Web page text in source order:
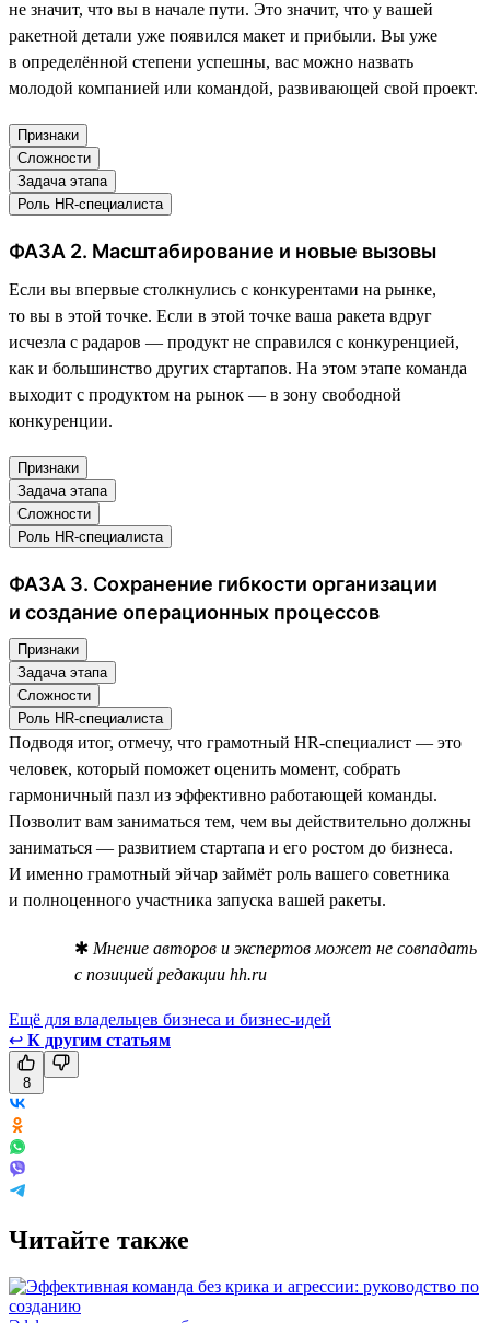
не значит, что вы в начале пути. Это значит, что у вашей
ракетной детали уже появился макет и прибыли. Вы уже
в определённой степени успешны, вас можно назвать
молодой компанией или командой, развивающей свой проект.
Признаки
Сложности
Задача этапа
Роль HR-специалиста
ФАЗА 2. Масштабирование и новые вызовы
Если вы впервые столкнулись с конкурентами на рынке,
то вы в этой точке. Если в этой точке ваша ракета вдруг
исчезла с радаров — продукт не справился с конкуренцией,
как и большинство других стартапов. На этом этапе команда
выходит с продуктом на рынок — в зону свободной
конкуренции.
Признаки
Задача этапа
Сложности
Роль HR-специалиста
ФАЗА 3. Сохранение гибкости организации
и создание операционных процессов
Признаки
Задача этапа
Сложности
Роль HR-специалиста
Подводя итог, отмечу, что грамотный HR-специалист — это
человек, который поможет оценить момент, собрать
гармоничный пазл из эффективно работающей команды.
Позволит вам заниматься тем, чем вы действительно должны
заниматься — развитием стартапа и его ростом до бизнеса.
И именно грамотный эйчар займёт роль вашего советника
и полноценного участника запуска вашей ракеты.
✱ Мнение авторов и экспертов может не совпадать
с позицией редакции hh.ru
Ещё для владельцев бизнеса и бизнес-идей
↩ К другим статьям
8
Читайте также